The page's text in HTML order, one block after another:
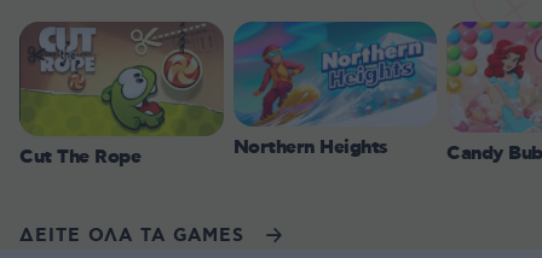
Cut The Rope Northern Heights Candy
ΔΕΙΤΕ ΟΛΑ ΤΑ GAMES